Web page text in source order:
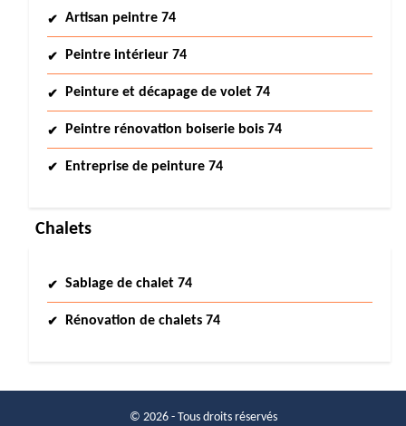
Artisan peintre 74
Peintre intérieur 74
Peinture et décapage de volet 74
Peintre rénovation boiserie bois 74
Entreprise de peinture 74
Chalets
Sablage de chalet 74
Rénovation de chalets 74
© 2026 - Tous droits réservés